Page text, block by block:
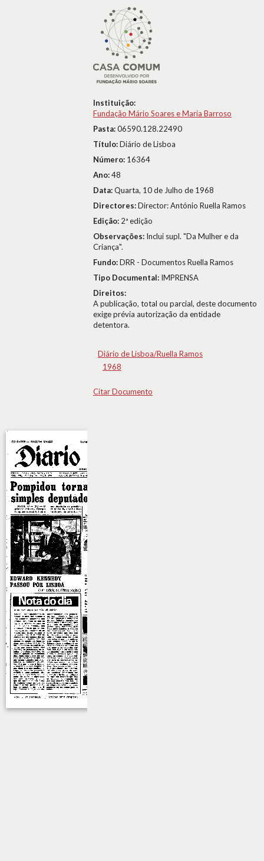
Instituição:
Fundação Mário Soares e Maria Barroso
Pasta:06590.128.22490
Título:Diário de Lisboa
Número: 16364
Ano:48
Data:Quarta, 10 de Julho de 1968
Directores:Director: António Ruella Ramos
Edição: 2ª edição
Observações: Inclui supl. "Da Mulher e da
Criança".
Fundo:DRR - Documentos Ruella Ramos
Tipo Documental: IMPRENSA
Direitos:
A publicação, total ou parcial, deste documento
exige prévia autorização da entidade
detentora.
Diário de Lisboa/Ruella Ramos
1968
Citar Documento